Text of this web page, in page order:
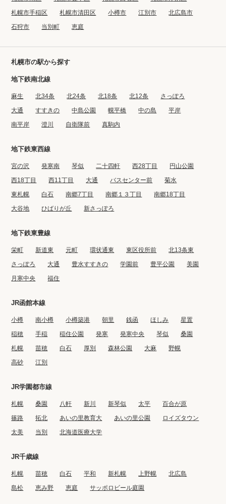
札幌市手稲区
札幌市清田区 小樽市 江別市
北広島市
石狩市
当別町 恵庭
札幌市の駅から探す
地下鉄南北線
麻生 北34条 北24条 北18条 北12条
さっぽろ
大通
すすきの 中島公園 幌平橋 中の島
平岸
南平岸
澄川 自衛隊前 真駒内
地下鉄東西線
宮の沢 発寒南 琴似 二十四軒 西28丁目
円山公園
西18丁目
西11丁目 大通 バスセンター前
菊水
東札幌
白石 南郷7丁目 南郷１３丁目
南郷18丁目
大谷地
ひばりが丘 新さっぽろ
地下鉄東豊線
栄町 新道東 元町 環状通東 東区役所前
北13条東
さっぽろ
大通 豊水すすきの 学園前 豊平公園
美園
月寒中央
福住
JR函館本線
小樽 南小樽 小樽築港 朝里 銭函 ほしみ
星置
稲穂
手稲 稲住公園 発寒 発寒中央 琴似
桑園
札幌
苗穂 白石 厚別 森林公園 大麻
野幌
高砂
江別
JR学園都市線
札幌 桑園 八軒 新川 新琴似 太平
百合が原
篠路
拓北 あいの里教育大 あいの里公園
ロイズタウン
太美
当別 北海道医療大学
JR千歳線
札幌 苗穂 白石 平和 新札幌 上野幌
北広島
島松
恵み野 恵庭 サッポロビール庭園